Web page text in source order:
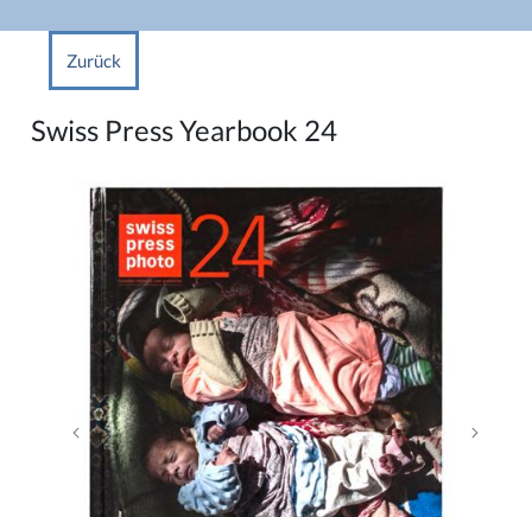
Zurück
Swiss Press Yearbook 24